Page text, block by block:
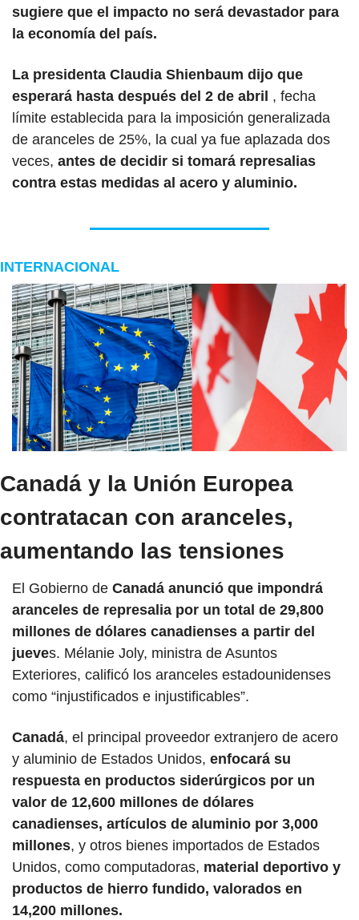
sugiere que el impacto no será devastador para
la economía del país.
La presidenta Claudia Shienbaum dijo que
esperará hasta después del 2 de abril , fecha
límite establecida para la imposición generalizada
de aranceles de 25%, la cual ya fue aplazada dos
veces, antes de decidir si tomará represalias
contra estas medidas al acero y aluminio.
INTERNACIONAL
Canadá y la Unión Europea
contratacan con aranceles,
aumentando las tensiones
El Gobierno de Canadá anunció que impondrá
aranceles de represalia por un total de 29,800
millones de dólares canadienses a partir del
jueves. Mélanie Joly, ministra de Asuntos
Exteriores, calificó los aranceles estadounidenses
como “injustificados e injustificables”.
Canadá, el principal proveedor extranjero de acero
y aluminio de Estados Unidos, enfocará su
respuesta en productos siderúrgicos por un
valor de 12,600 millones de dólares
canadienses, artículos de aluminio por 3,000
millones, y otros bienes importados de Estados
Unidos, como computadoras, material deportivo y
productos de hierro fundido, valorados en
14,200 millones.